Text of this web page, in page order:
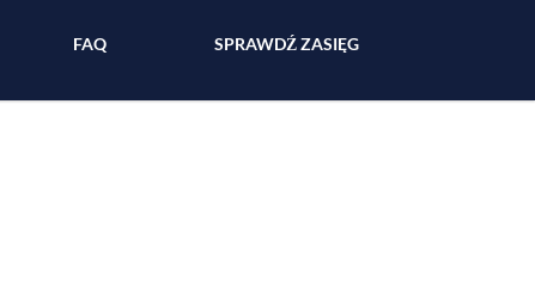
FAQ SPRAWDŹ ZASIĘG